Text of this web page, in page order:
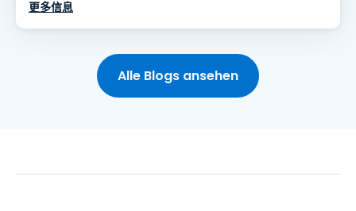
更多信息
Alle Blogs ansehen